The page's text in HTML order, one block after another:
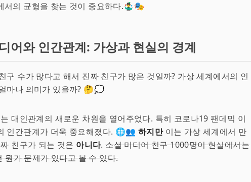
서의 균형을 찾는 것이 중요하다.🤹‍♂️🎭
어와 인간관계: 가상과 현실의 경계
구 수가 많다고 해서 진짜 친구가 많은 것일까? 가상 세계에서의 인
마나 의미가 있을까? 🤔💭
대인관계의 새로운 차원을 열어주었다. 특히 코로나19 팬데믹 이
인간관계가 더욱 중요해졌다. 🌐👥 하지만이는 가상 세계에서 만
친구가 되는 것은 아니다.소셜 미디어 친구 1000명이 현실에서는
뭔가 문제가 있다고 볼 수 있다.